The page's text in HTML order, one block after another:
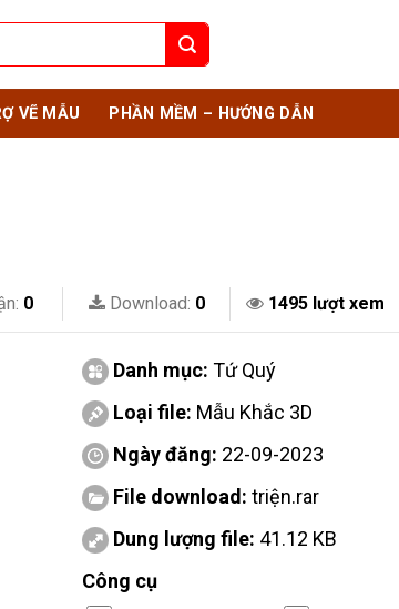
VẼ MẪU PHẦN MỀM – HƯỚNG DẪN
0 Download: 0 1495 lượt xem
Danh mục: Tứ Quý
Loại file: Mẫu Khắc 3D
Ngày đăng: 22-09-2023
File download: triện.rar
Dung lượng file: 41.12 KB
Công cụ